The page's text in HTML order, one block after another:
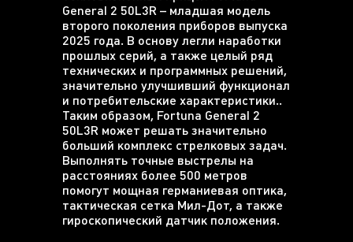
General 2 50L3R – младшая модель
второго поколения приборов выпуска
2025 года. В основу легли наработки
прошлых серий, а также целый ряд
технических и программных решений,
значительно улучшивший функционал
и потребительские характеристики..
Таким образом, Fortuna General 2
50L3R может решать значительно
больший комплекс стрелковых задач.
Выполнять точные выстрелы на
расстояниях более 500 метров
помогут мощная германиевая оптика,
тактическая сетка Мил-Дот, а также
гироскопический датчик положения.